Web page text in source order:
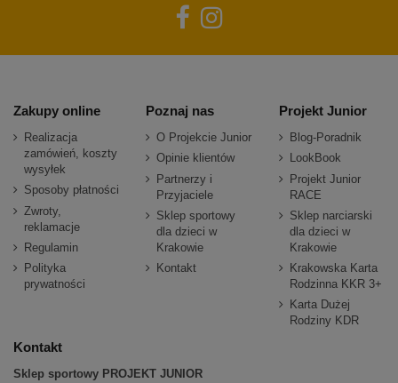
Zakupy online
Realizacja
zamówień, koszty
wysyłek
Sposoby płatności
Zwroty,
reklamacje
Regulamin
Polityka
prywatności
Poznaj nas
O Projekcie Junior
Opinie klientów
Partnerzy i
Przyjaciele
Sklep sportowy
dla dzieci w
Krakowie
Kontakt
Projekt Junior
Blog-Poradnik
LookBook
Projekt Junior
RACE
Sklep narciarski
dla dzieci w
Krakowie
Krakowska Karta
Rodzinna KKR 3+
Karta Dużej
Rodziny KDR
Kontakt
Sklep sportowy PROJEKT JUNIOR